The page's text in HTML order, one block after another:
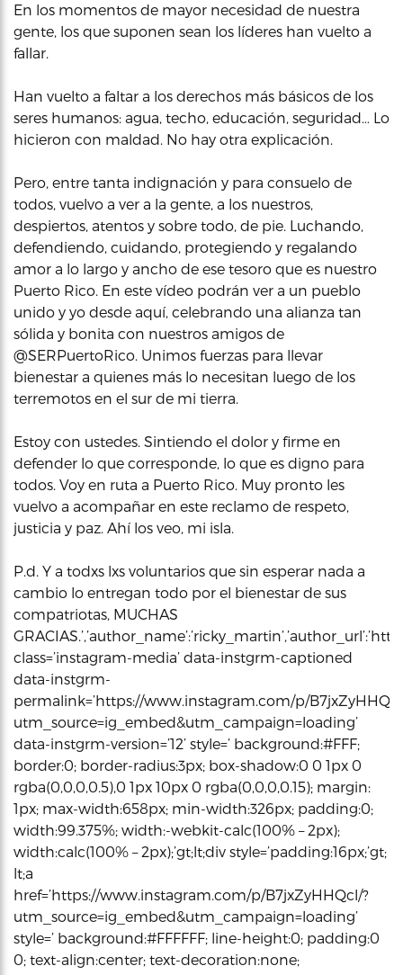
En los momentos de mayor necesidad de nuestra
gente, los que suponen sean los líderes han vuelto a
fallar.
Han vuelto a faltar a los derechos más básicos de los
seres humanos: agua, techo, educación, seguridad… Lo
hicieron con maldad. No hay otra explicación.
Pero, entre tanta indignación y para consuelo de
todos, vuelvo a ver a la gente, a los nuestros,
despiertos, atentos y sobre todo, de pie. Luchando,
defendiendo, cuidando, protegiendo y regalando
amor a lo largo y ancho de ese tesoro que es nuestro
Puerto Rico. En este vídeo podrán ver a un pueblo
unido y yo desde aquí, celebrando una alianza tan
sólida y bonita con nuestros amigos de
@SERPuertoRico. Unimos fuerzas para llevar
bienestar a quienes más lo necesitan luego de los
terremotos en el sur de mi tierra.
Estoy con ustedes. Sintiendo el dolor y firme en
defender lo que corresponde, lo que es digno para
todos. Voy en ruta a Puerto Rico. Muy pronto les
vuelvo a acompañar en este reclamo de respeto,
justicia y paz. Ahí los veo, mi isla.
P.d. Y a todxs lxs voluntarios que sin esperar nada a
cambio lo entregan todo por el bienestar de sus
compatriotas, MUCHAS
class=’instagram-media’ data-instgrm-captioned
data-instgrm-
permalink=’https://www.instagram.com/p/
utm_source=ig_embed&utm_campaign=loading’
data-instgrm-version=’12’ style=’ background:#FFF;
border:0; border-radius:3px; box-shadow:0 0 1px 0
rgba(0,0,0,0.5),0 1px 10px 0 rgba(0,0,0,0.15); margin:
1px; max-width:658px; min-width:326px; padding:0;
width:99.375%; width:-webkit-calc(100% – 2px);
width:calc(100% – 2px);’gt;lt;div style=’padding:16px;’gt;
lt;a
href=’https://www.instagram.com/p/B7jxZyHHQcl/?
utm_source=ig_embed&utm_campaign=loading’
style=’ background:#FFFFFF; line-height:0; padding:0
0; text-align:center; text-decoration:none;